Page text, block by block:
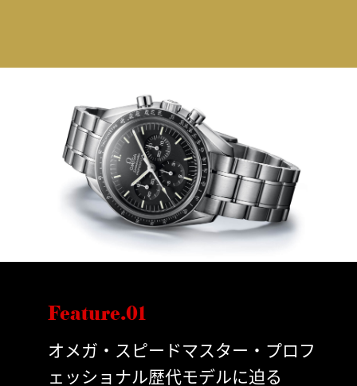
Feature.01
オメガ・スピードマスター・プロフ
ェッショナル歴代モデルに迫る